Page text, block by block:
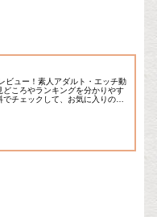
ビュー！素人アダルト・エッチ動
どころやランキングを分かりやす
チェックして、お気に入りの素